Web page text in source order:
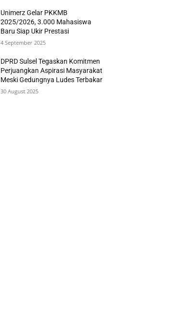
Unimerz Gelar PKKMB
2025/2026, 3.000 Mahasiswa
Baru Siap Ukir Prestasi
4 September 2025
DPRD Sulsel Tegaskan Komitmen
Perjuangkan Aspirasi Masyarakat
Meski Gedungnya Ludes Terbakar
30 August 2025